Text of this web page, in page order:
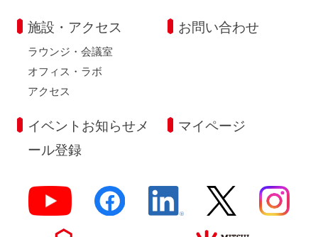
施設・アクセス
ラウンジ・会議室
オフィス・ラボ
アクセス
お問い合わせ
イベントお知らせメ
ール登録
マイページ